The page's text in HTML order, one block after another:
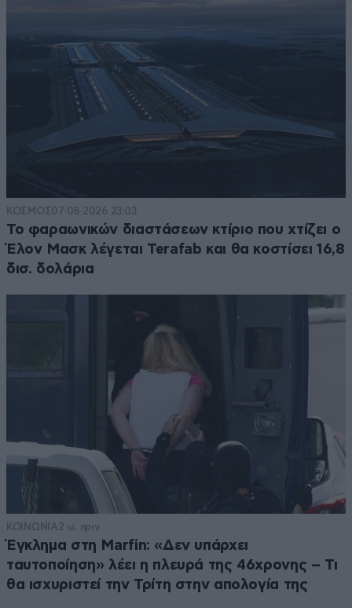
ΚΟΣΜΟΣ07·08·2026 23:03
Το φαραωνικών διαστάσεων κτίριο που χτίζει ο
Έλον Μασκ λέγεται Terafab και θα κοστίσει 16,8
δισ. δολάρια
ΚΟΙΝΩΝΙΑ2 ω. πριν
Έγκλημα στη Marfin: «Δεν υπάρχει
ταυτοποίηση» λέει η πλευρά της 46χρονης – Τι
θα ισχυριστεί την Τρίτη στην απολογία της